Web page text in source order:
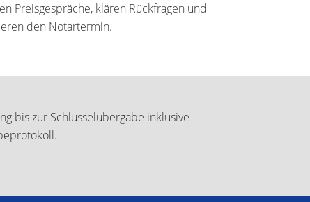
Preisgespräche, klären Rückfragen und
den Notartermin.
bis zur Schlüsselübergabe inklusive